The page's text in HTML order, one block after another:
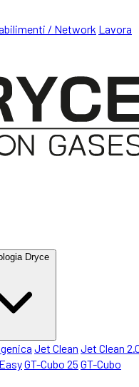
/ Network Lavora
Dryce
Jet Clean Jet Clean
GT-Cubo 25 GT-Cubo